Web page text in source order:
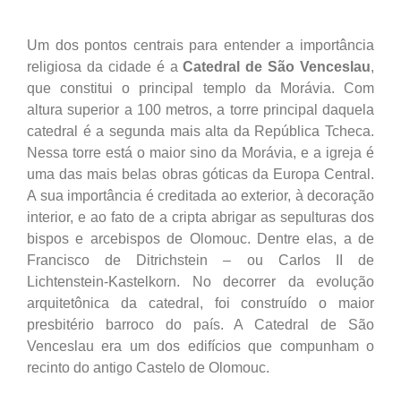
Um dos pontos centrais para entender a importância
religiosa da cidade é aCatedral de São Venceslau,
que constitui o principal templo da Morávia. Com
altura superior a 100 metros, a torre principal daquela
catedral é a segunda mais alta da República Tcheca.
Nessa torre está o maior sino da Morávia, e a igreja é
uma das mais belas obras góticas da Europa Central.
A sua importância é creditada ao exterior, à decoração
interior, e ao fato de a cripta abrigar as sepulturas dos
bispos e arcebispos de Olomouc. Dentre elas, a de
Francisco de Ditrichstein – ou Carlos II de
Lichtenstein-Kastelkorn. No decorrer da evolução
arquitetônica da catedral, foi construído o maior
presbitério barroco do país. A Catedral de São
Venceslau era um dos edifícios que compunham o
recinto do antigo Castelo de Olomouc.